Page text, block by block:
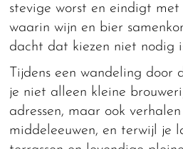
stevige worst en eindigt
waarin wijn en bier
dacht dat kiezen niet nodig
Tijdens een wandeling door
je niet alleen kleine
adressen, maar ook
middeleeuwen, en terwijl je